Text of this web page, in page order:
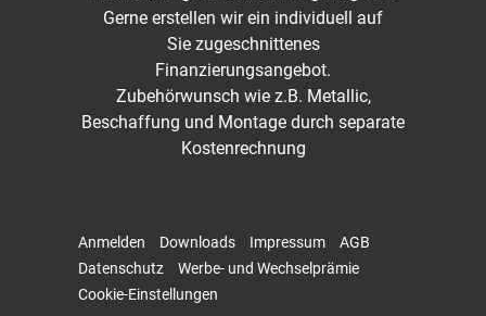
Gerne erstellen wir ein individuell auf
Sie zugeschnittenes
Finanzierungsangebot.
Zubehörwunsch wie z.B. Metallic,
Beschaffung und Montage durch separate
Kostenrechnung
Anmelden Downloads Impressum
AGB
Datenschutz
Werbe- und Wechselprämie
Cookie-Einstellungen